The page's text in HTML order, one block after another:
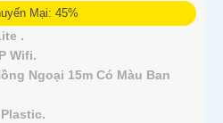
Mại: 45%
.
Wifi.
Ngoại 15m Có Màu Ban